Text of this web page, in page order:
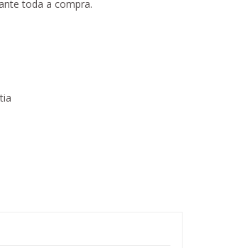
toda a compra.